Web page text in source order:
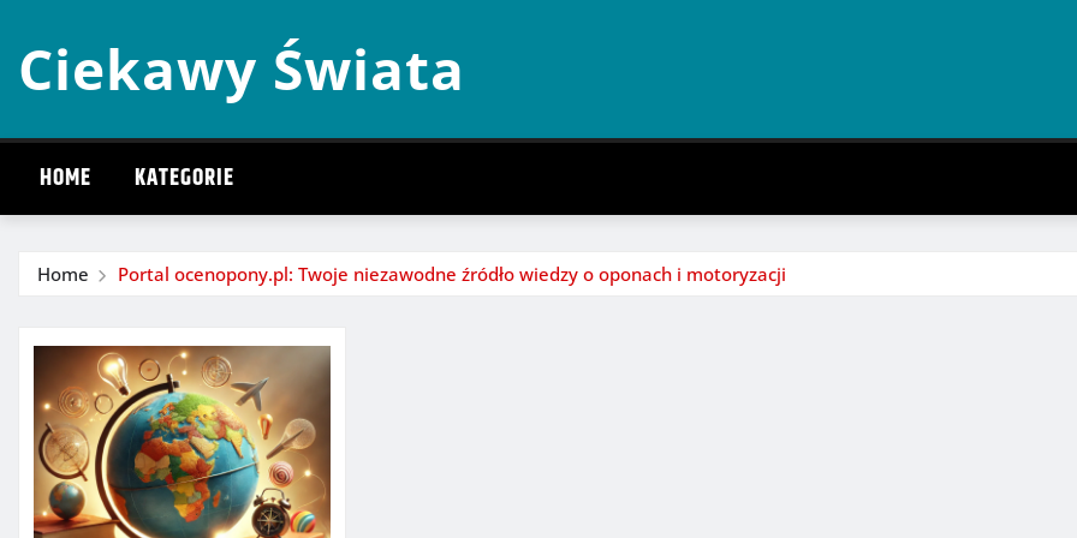
content
Ciekawy Świata
HOME KATEGORIE
Home Portal ocenopony.pl: Twoje niezawodne źródło wiedzy o oponach i motoryzacji